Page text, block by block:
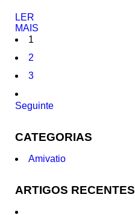
LER
MAIS
1
2
3
Seguinte
CATEGORIAS
Amivatio
ARTIGOS RECENTES